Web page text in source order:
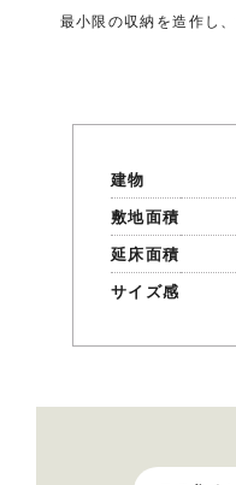
最小限の収納を造作し
建物
敷地面積
延床面積
サイズ感